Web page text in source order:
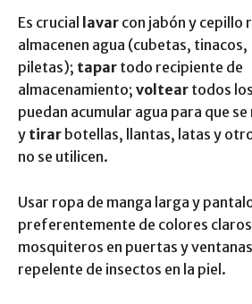
Es crucial lavar con jabón y cepillo
almacenen agua (cubetas, tinacos,
piletas); tapar todo recipiente de
almacenamiento; voltear todos
puedan acumular agua para que
y tirar botellas, llantas, latas y
no se utilicen.
Usar ropa de manga larga y
preferentemente de colores
mosquiteros en puertas y
repelente de insectos en la piel.